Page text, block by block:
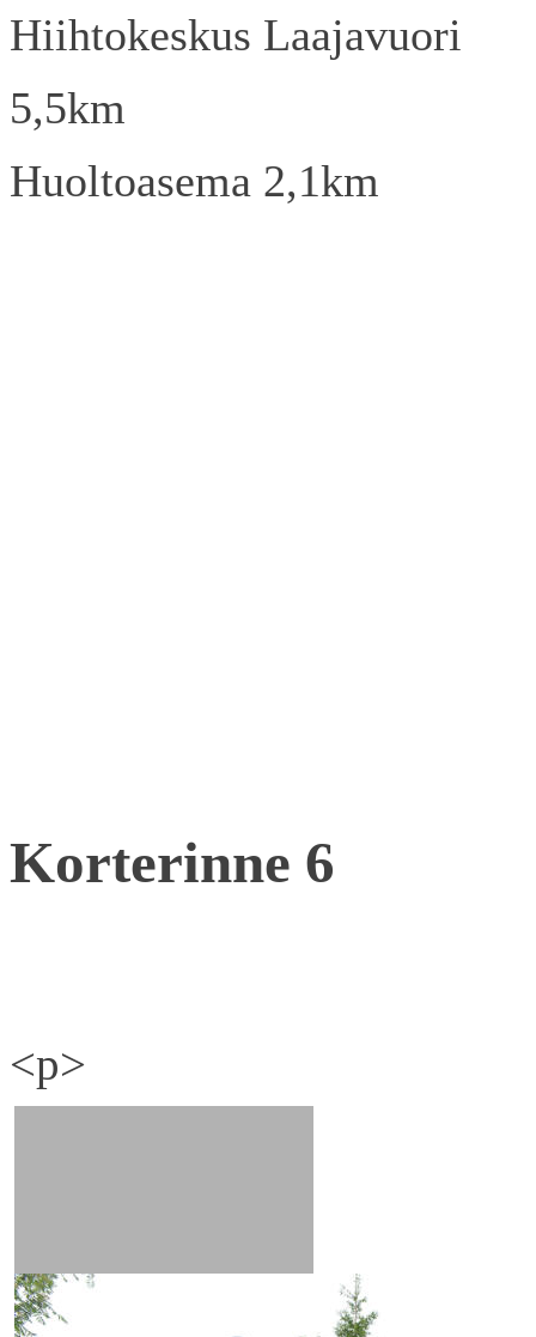
Hiihtokeskus Laajavuori
5,5km
Huoltoasema 2,1km
Korterinne 6
<p>